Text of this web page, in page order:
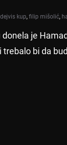
dejvis kup, filip mišolić,
je
trebalo bi da